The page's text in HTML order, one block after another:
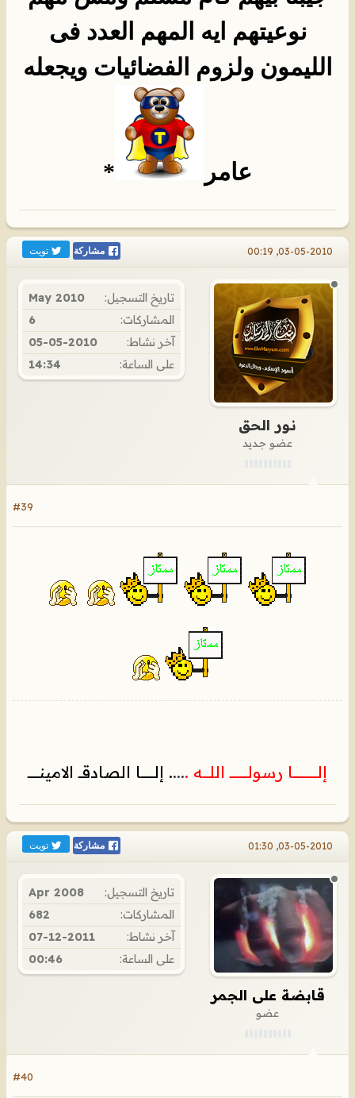
نوعيتهم ايه المهم العدد فى
الليمون ولزوم الفضائيات ويجعله
عامر *
03-05-2010, 00:19 مشاركة تويت
نـور الحق
عضو جديد
تاريخ التسجيل:
May 2010
المشاركات:
6
آخر نشاط:
05-05-2010
على الساعة:
14:34
#39
إلـــــــــــــــا رسولـــــــــــ اللــــه ..... إلــــــــا الصادقــ الامينـــــــ
03-05-2010, 01:30 مشاركة تويت
قابضة على الجمر
عضو
تاريخ التسجيل:
Apr 2008
المشاركات:
682
آخر نشاط:
07-12-2011
على الساعة:
00:46
#40